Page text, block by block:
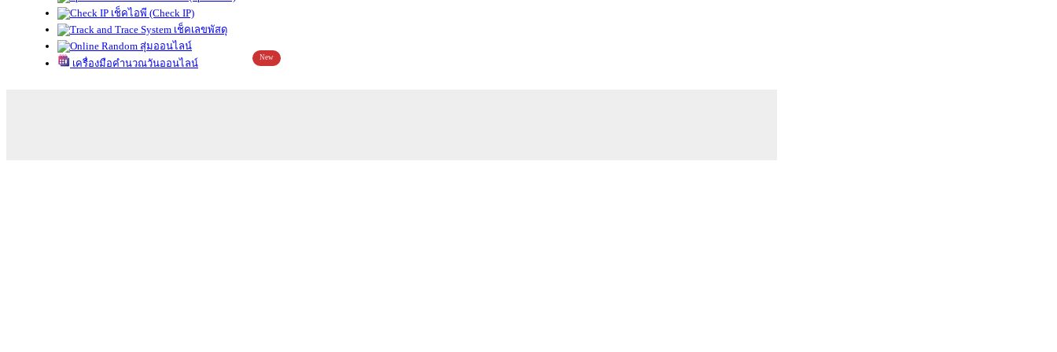
เช็คไอพี (Check IP)
เช็คเลขพัสดุ
สุ่มออนไลน์
เครื่องมือคำนวณวันออนไลน์
New